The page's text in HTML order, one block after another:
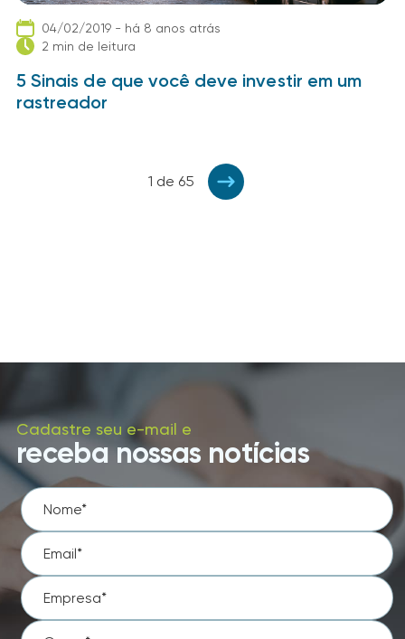
04/02/2019 - há 8 anos atrás
2 min de leitura
5 Sinais de que você deve investir em um
rastreador
1 de 65
Cadastre seu e-mail e
receba nossas notícias